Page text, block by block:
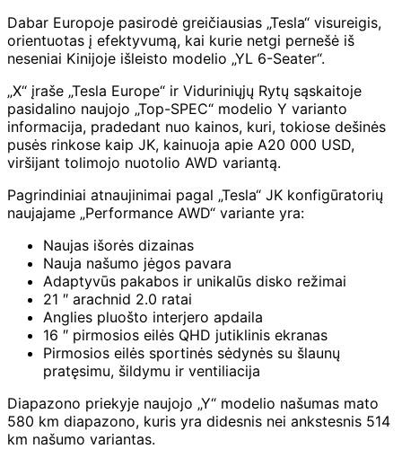
Dabar Europoje pasirodė greičiausias „Tesla“ visureigis,
orientuotas į efektyvumą, kai kurie netgi pernešė iš
neseniai Kinijoje išleisto modelio „YL 6-Seater“.
„X“ įraše „Tesla Europe“ ir Viduriniųjų Rytų sąskaitoje
pasidalino naujojo „Top-SPEC“ modelio Y varianto
informacija, pradedant nuo kainos, kuri, tokiose dešinės
pusės rinkose kaip JK, kainuoja apie A20 000 USD,
viršijant tolimojo nuotolio AWD variantą.
Pagrindiniai atnaujinimai pagal „Tesla“ JK konfigūratorių
naujajame „Performance AWD“ variante yra:
Naujas išorės dizainas
Nauja našumo jėgos pavara
Adaptyvūs pakabos ir unikalūs disko režimai
21 ″ arachnid 2.0 ratai
Anglies pluošto interjero apdaila
16 ″ pirmosios eilės QHD jutiklinis ekranas
Pirmosios eilės sportinės sėdynės su šlaunų
pratęsimu, šildymu ir ventiliacija
Diapazono priekyje naujojo „Y“ modelio našumas mato
580 km diapazono, kuris yra didesnis nei ankstesnis 514
km našumo variantas.